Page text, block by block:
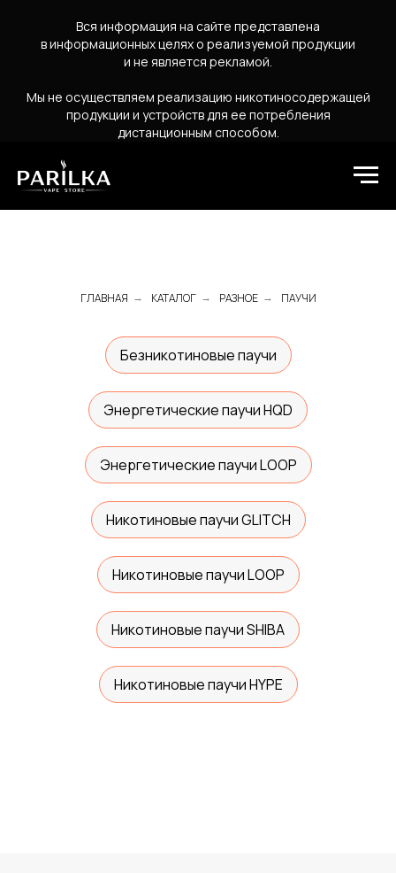
Вся информация на сайте представлена
в информационных целях о реализуемой продукции
и не является рекламой.
Мы не осуществляем реализацию никотиносодержащей
продукции и устройств для ее потребления
дистанционным способом.
ГЛАВНАЯ → КАТАЛОГ → РАЗНОЕ → ПАУЧИ
Безникотиновые паучи
Энергетические паучи HQD
Энергетические паучи LOOP
Никотиновые паучи GLITCH
Никотиновые паучи LOOP
Никотиновые паучи SHIBA
Никотиновые паучи HYPE